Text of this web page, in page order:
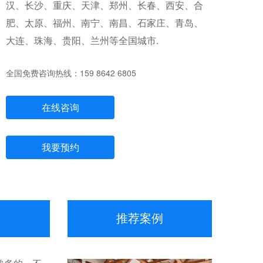
汉、长沙、重庆、天津、郑州、长春、西安、合
肥、太原、福州、南宁、南昌、石家庄、青岛、
大连、珠海、贵阳、兰州等全国城市.
全国免费咨询热线：159 8642 6805
在线咨询
我要预约
推荐案例